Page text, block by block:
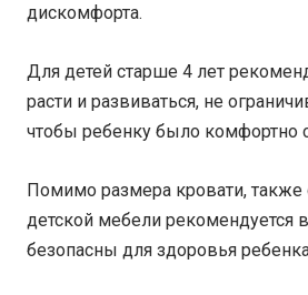
дискомфорта.
Для детей старше 4 лет
расти и развиваться, не
чтобы ребенку было комфортно
Помимо размера кровати, также
детской мебели рекомендуется
безопасны для здоровья